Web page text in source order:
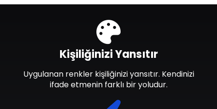
Kişiliğinizi Yansıtır
Uygulanan renkler kişiliğinizi yansıtır. Kendinizi
ifade etmenin farklı bir yoludur.